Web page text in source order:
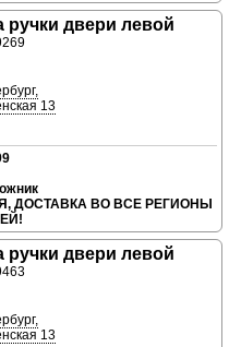
ручки двери левой
13
ДОСТАВКА ВО ВСЕ РЕГИОНЫ
ручки двери левой
13